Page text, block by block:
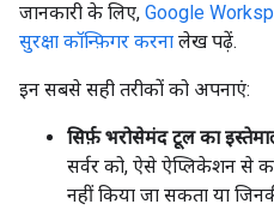
जानकारी के लिए, Google
सुरक्षा कॉन्फ़िगर करना लेख पढ़ें.
इन सबसे सही तरीकों को अपनाएं:
सिर्फ़ भरोसेमंद टूल का
सर्वर को, ऐसे ऐप्लिकेशन से
नहीं किया जा सकता या